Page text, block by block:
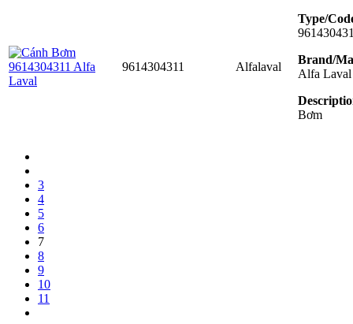
9614304311 Alfalaval
Type/
Brand/
Alfa Laval
Bơm
3
4
5
6
7
8
9
10
11